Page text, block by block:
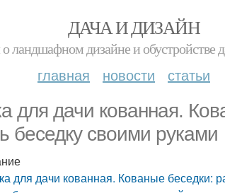
ДАЧА И ДИЗАЙН
ландшафном дизайне и обустройстве
главная новости статьи
для дачи кованная.
беседку своими руками
для дачи кованная. Кованые беседки: